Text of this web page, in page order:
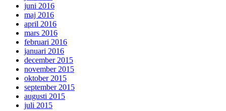
juni 2016
maj 2016
april 2016
mars 2016
februari 2016
januari 2016
december 2015
november 2015
oktober 2015
september 2015
augusti 2015
juli 2015